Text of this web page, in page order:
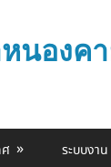
นองคา
ระบบงาน